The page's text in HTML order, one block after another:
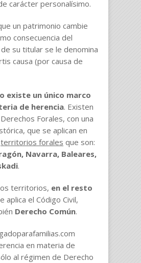
carácter personalísimo.
un patrimonio cambie
consecuencia del
su titular se le denomina
causa (por causa de
existe un único marco
de herencia. Existen
Forales, con una
que se aplican en
territorios forales que son:
Navarra, Baleares,
.
territorios, en el resto
aplica el Código Civil,
Derecho Común.
en materia de
al régimen de Derecho